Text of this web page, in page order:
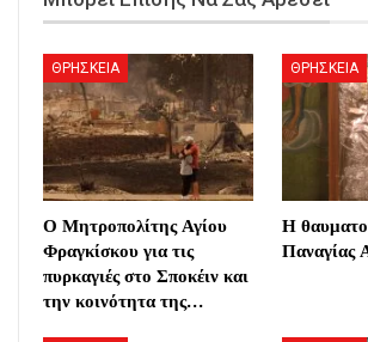
ΘΡΗΣΚΕΙΑ
Ο Μητροπολίτης Αγίου
Φραγκίσκου για τις
πυρκαγιές στο Σποκέιν και
την κοινότητα της…
ΘΡΗΣΚΕΙΑ
Η
Παναγίας